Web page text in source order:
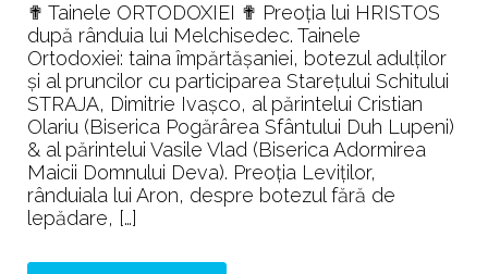
pe
calea
dreaptă
✟
ORTODOX
✟ Tainele ORTODOXIEI ✟ Preoția lui HRISTOS
după rânduia lui Melchisedec. Tainele
Ortodoxiei: taina împărtășaniei, botezul adulților
și al pruncilor cu participarea Starețului Schitului
STRAJA, Dimitrie Ivașco, al părintelui Cristian
Olariu (Biserica Pogărârea Sfântului Duh Lupeni)
& al părintelui Vasile Vlad (Biserica Adormirea
Maicii Domnului Deva). Preoția Leviților,
rânduiala lui Aron, despre botezul fără de
lepădare, […]